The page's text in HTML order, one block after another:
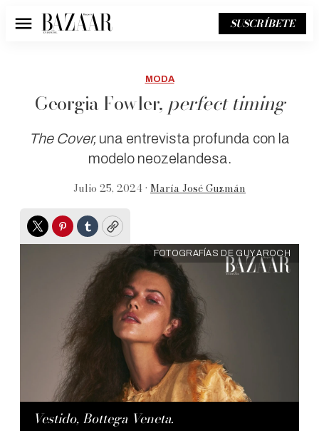
Menú SUSCRÍBETE
MODA
Georgia Fowler, perfect timing
The Cover, una entrevista profunda con la
modelo neozelandesa.
Julio 25, 2024 • María José Guzmán
TwitterPinterest
TumblrCopy
Vestido, Bottega Veneta.
FOTOGRAFÍAS DE GUY AROCH